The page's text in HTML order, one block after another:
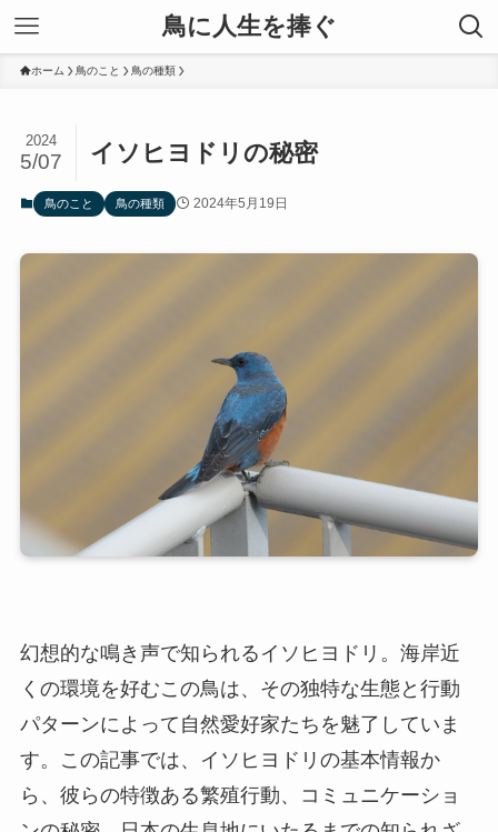
鳥に人生を捧ぐ
ホーム 鳥のこと 鳥の種類
イソヒヨドリの秘密
2024
5/07
鳥のこと 鳥の種類 2024年5月19日
幻想的な鳴き声で知られるイソヒヨドリ。海岸近
くの環境を好むこの鳥は、その独特な生態と行動
パターンによって自然愛好家たちを魅了していま
す。この記事では、イソヒヨドリの基本情報か
ら、彼らの特徴ある繁殖行動、コミュニケーショ